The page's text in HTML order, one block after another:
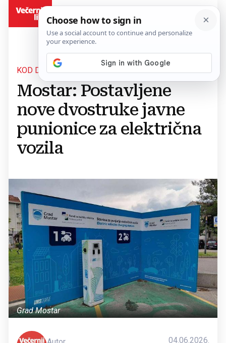
KOD DOMA ZDRAVLJA MOSTAR
Mostar: Postavljene
nove dvostruke javne
punionice za električna
vozila
Grad Mostar
04.06.2026.